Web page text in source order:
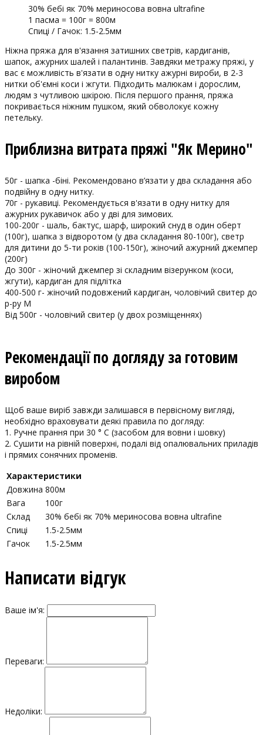
30% бебі як 70% мериносова вовна ultrafine
1 пасма = 100г = 800м
Спиці / Гачок: 1.5-2.5мм
Ніжна пряжа для в'язання затишних светрів, кардиганів,
шапок, ажурних шалей і палантинів. Завдяки метражу пряжі, у
вас є можливість в'язати в одну нитку ажурні вироби, в 2-3
нитки об'ємні коси і жгути. Підходить малюкам і дорослим,
людям з чутливою шкірою. Після першого прання, пряжа
покривається ніжним пушком, який обволокує кожну
петельку.
Приблизна витрата пряжі "Як Мерино"
50г - шапка -біні. Рекомендовано в’язати у два складання або
подвійну в одну нитку.
70г - рукавиці. Рекомендується в'язати в одну нитку для
ажурних рукавичок або у дві для зимових.
100-200г - шаль, бактус, шарф, широкий снуд в один оберт
(100г), шапка з відворотом (у два складання 80-100г), светр
для дитини до 5-ти років (100-150г), жіночий ажурний джемпер
(200г)
До 300г - жіночий джемпер зі складним візерунком (коси,
жгути), кардиган для підлітка
400-500 г- жіночий подовжений кардиган, чоловічий свитер до
р-ру M
Від 500г - чоловічий свитер (у двох розміщеннях)
Рекомендації по догляду за готовим
виробом
Щоб ваше виріб завжди залишався в первісному вигляді,
необхідно враховувати деякі правила по догляду:
1. Ручне прання при 30 ° С (засобом для вовни і шовку)
2. Сушити на рівній поверхні, подалі від опалювальних приладів
і прямих сонячних променів.
Характеристики
Довжина 800м
Вага
100г
Склад
30% бебі як 70% мериносова вовна ultrafine
Спиці
1.5-2.5мм
Гачок
1.5-2.5мм
Написати відгук
Ваше ім'я:
Переваги:
Недоліки: